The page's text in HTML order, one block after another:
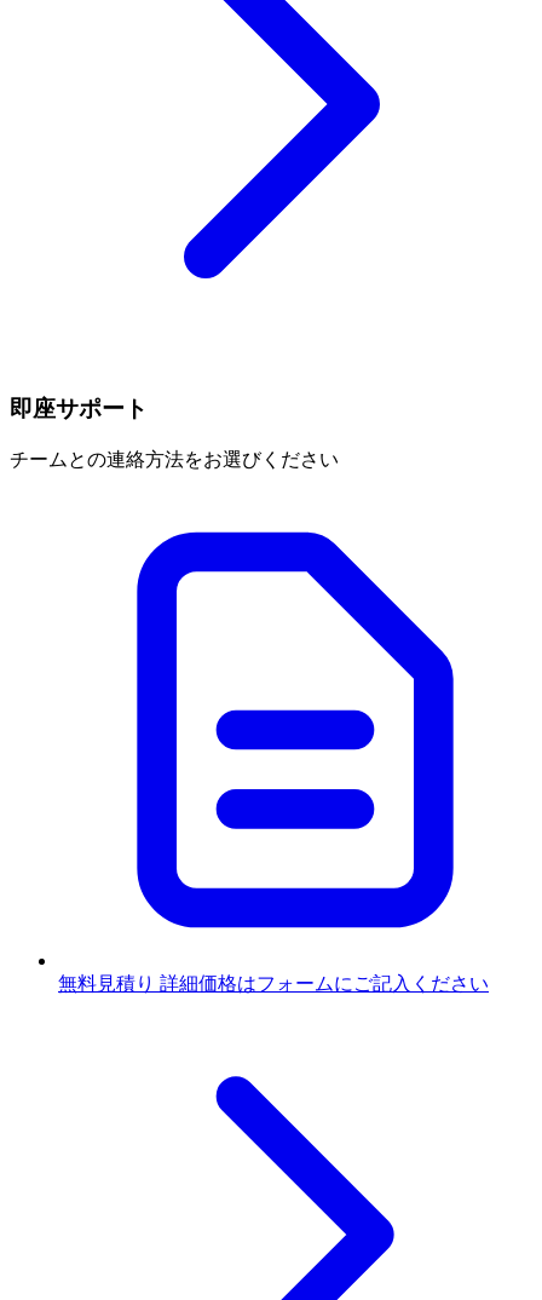
即座サポート
チームとの連絡方法をお選びください
無料見積り 詳細価格はフォームにご記入ください